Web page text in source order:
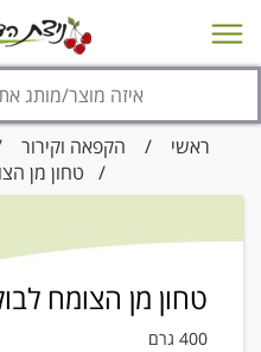
מבצעים סניפים
ראשי / הקפאה וקירור
/ טחון מן
טחון מן הצומח
400 גרם